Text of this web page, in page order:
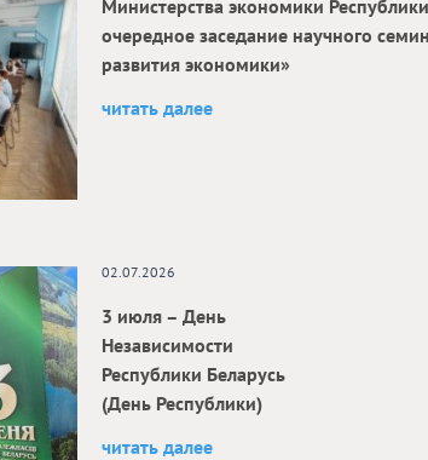
Министерства экономики
очередное заседание научного
развития экономики»
читать далее
02.07.2026
3 июля – День
Независимости
Республики Беларусь
(День Республики)
читать далее